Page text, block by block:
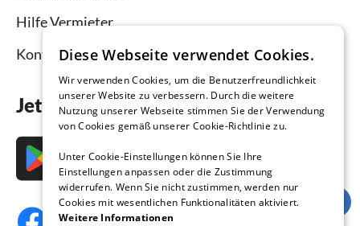
Hilfe Vermieter
Kontakt
Jetzt die App downloaden
Diese Webseite verwendet Cookies.
Wir verwenden Cookies, um die Benutzerfreundlichkeit
unserer Website zu verbessern. Durch die weitere
Nutzung unserer Webseite stimmen Sie der Verwendung
von Cookies gemäß unserer Cookie-Richtlinie zu.
Unter Cookie-Einstellungen können Sie Ihre
Einstellungen anpassen oder die Zustimmung
widerrufen. Wenn Sie nicht zustimmen, werden nur
Cookies mit wesentlichen Funktionalitäten aktiviert.
Weitere Informationen